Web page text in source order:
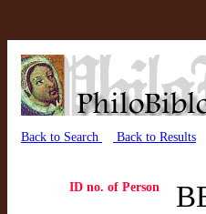
Back to Search Back to Results
ID no. of Person